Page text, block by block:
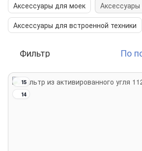
Аксессуары для моек
Аксессуары для встроенной техники
Фильтр По
15
14